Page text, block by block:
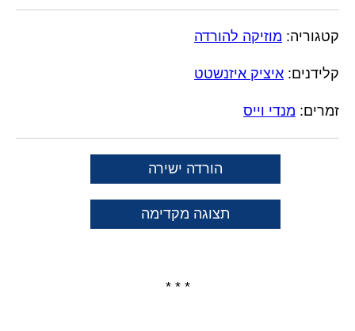
קטגוריה: מוזיקה להורדה
קלידנים: איציק איזנשטט
זמרים: מנדי וייס
הורדה ישירה
תצוגה מקדימה
* * *